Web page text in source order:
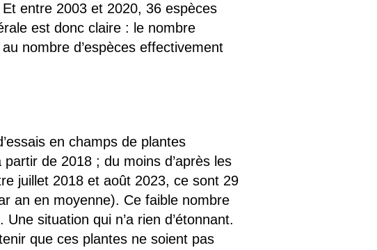
Et entre 2003 et 2020, 36 espèces
est donc claire : le nombre
nombre d’espèces effectivement
en champs de plantes
de 2018 ; du moins d’après les
juillet 2018 et août 2023, ce sont 29
an en moyenne). Ce faible nombre
situation qui n’a rien d’étonnant.
que ces plantes ne soient pas